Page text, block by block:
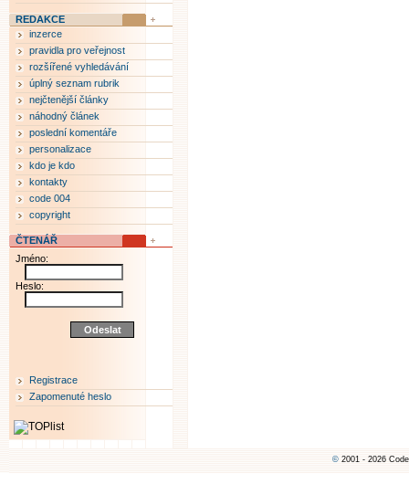
REDAKCE
inzerce
pravidla pro veřejnost
rozšířené vyhledávání
úplný seznam rubrik
nejčtenější články
náhodný článek
poslední komentáře
personalizace
kdo je kdo
kontakty
code 004
copyright
ČTENÁŘ
Jméno:
Heslo:
Registrace
Zapomenuté heslo
© 2001 - 2026